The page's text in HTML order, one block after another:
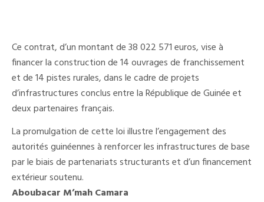
Ce contrat, d’un montant de 38 022 571 euros, vise à
financer la construction de 14 ouvrages de franchissement
et de 14 pistes rurales, dans le cadre de projets
d’infrastructures conclus entre la République de Guinée et
deux partenaires français.
La promulgation de cette loi illustre l’engagement des
autorités guinéennes à renforcer les infrastructures de base
par le biais de partenariats structurants et d’un financement
extérieur soutenu.
Aboubacar M’mah Camara